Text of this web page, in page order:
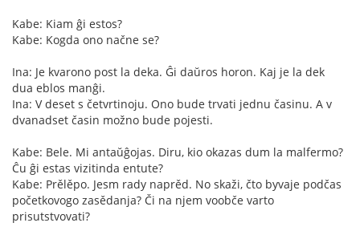
Kabe: Kiam ĝi estos?
Kabe: Kogda ono načne se?
Ina: Je kvarono post la deka. Ĝi daŭros horon. Kaj je la dek
dua eblos manĝi.
Ina: V deset s četvrtinoju. Ono bude trvati jednu časinu. A v
dvanadset časin možno bude pojesti.
Kabe: Bele. Mi antaŭĝojas. Diru, kio okazas dum la malfermo?
Ĉu ĝi estas vizitinda entute?
Kabe: Prělěpo. Jesm rady naprěd. No skaži, čto byvaje podčas
početkovogo zasědanja? Či na njem voobče varto
prisutstvovati?